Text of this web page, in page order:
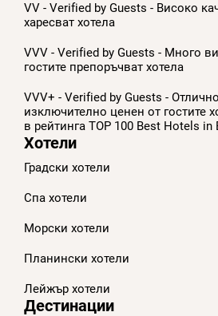
VV - Verified by Guests - Високо
харесват хотела
VVV - Verified by Guests - Много
гостите препоръчват хотела
VVV+ - Verified by Guests -
изключително ценен от гостите
в рейтинга TOP 100 Best Hotels in
Хотели
Градски хотели
Спа хотели
Морски хотели
Планински хотели
Лейжър хотели
Дестинации